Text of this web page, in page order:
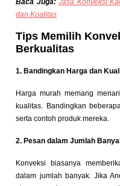
Baca Juga: Jasa Konveksi
dan Kualitas
Tips Memilih
Berkualitas
1. Bandingkan Harga dan
Harga murah memang
kualitas. Bandingkan
serta contoh produk mereka.
2. Pesan dalam Jumlah
Konveksi biasanya
dalam jumlah banyak. Jika